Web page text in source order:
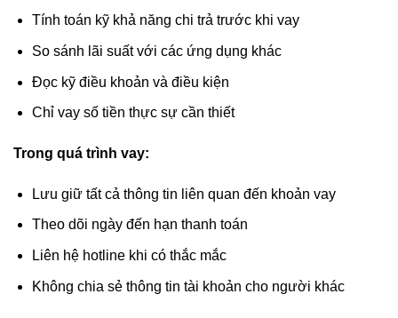
Tính toán kỹ khả năng chi trả trước khi vay
So sánh lãi suất với các ứng dụng khác
Đọc kỹ điều khoản và điều kiện
Chỉ vay số tiền thực sự cần thiết
Trong quá trình vay:
Lưu giữ tất cả thông tin liên quan đến khoản vay
Theo dõi ngày đến hạn thanh toán
Liên hệ hotline khi có thắc mắc
Không chia sẻ thông tin tài khoản cho người khác